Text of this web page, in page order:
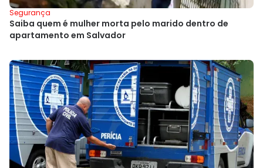
Segurança
Saiba quem é mulher morta pelo marido dentro de
apartamento em Salvador